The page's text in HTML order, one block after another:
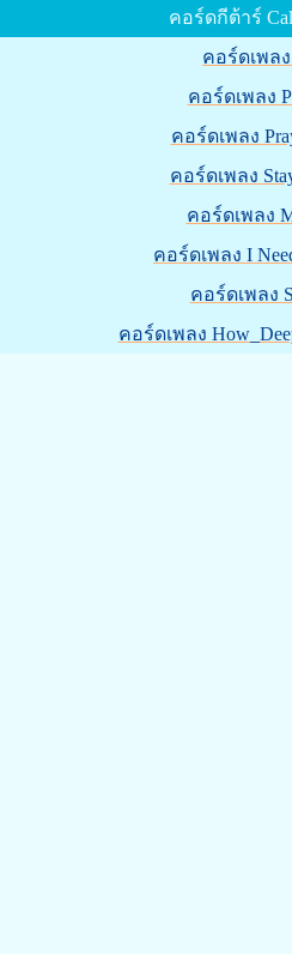
คอร์ดกีต้าร์
คอร์ดเพลง
คอร์ดเพลง
คอร์ดเพลง
คอร์ดเพลง
คอร์ดเพลง
คอร์ดเพลง I
คอร์ดเพลง
คอร์ดเพลง